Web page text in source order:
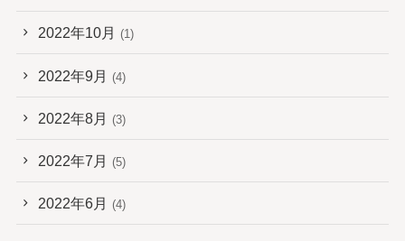
2022年10月 (1)
2022年9月 (4)
2022年8月 (3)
2022年7月 (5)
2022年6月 (4)